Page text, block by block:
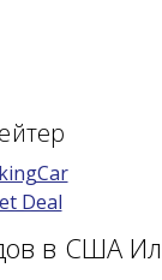
Deal
в США